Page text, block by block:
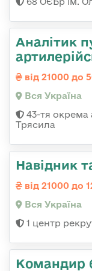
Аналітик
від 21000 до
Вся Україна
43-тя окрема
Трясила
Навідник
від 21000 до
Вся Україна
1 центр
Командир